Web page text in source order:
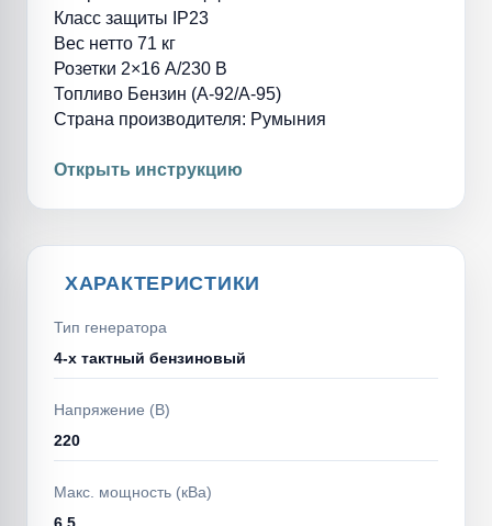
Класс защиты IP23
Вес нетто 71 кг
Розетки 2×16 A/230 В
Топливо Бензин (А-92/А-95)
Страна производителя: Румыния
Открыть инструкцию
ХАРАКТЕРИСТИКИ
Тип генератора
4-х тактный бензиновый
Напряжение (В)
220
Макс. мощность (кВа)